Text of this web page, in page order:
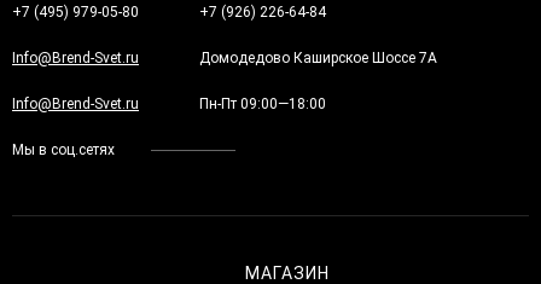
+7 (495) 979-05-80 +7 (926) 226-64-84
Info@Brend-Svet.ru Домодедово Каширское Шоссе 7А
Info@Brend-Svet.ru Пн-Пт 09:00—18:00
Мы в соц.сетях
МАГАЗИН